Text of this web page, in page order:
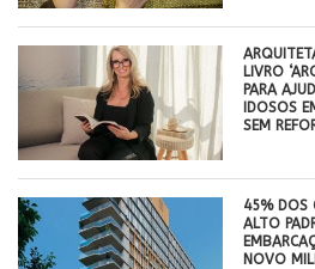
LIVRO
PARA
IDOSOS
SEM
45% DOS
ALTO
NOVO